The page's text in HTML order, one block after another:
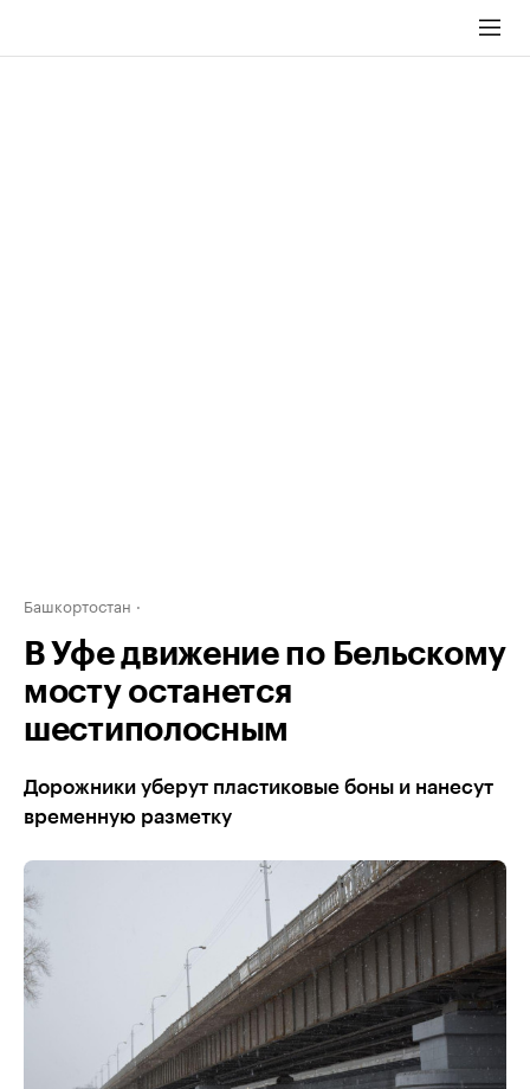
Башкортостан
В Уфе движение по Бельскому
мосту останется
шестиполосным
Дорожники уберут пластиковые боны и нанесут
временную разметку